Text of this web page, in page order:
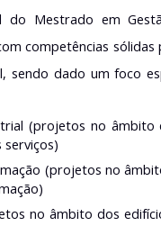
do Mestrado em
competências
sendo dado um foco
(projetos no
(projetos no
no âmbito dos